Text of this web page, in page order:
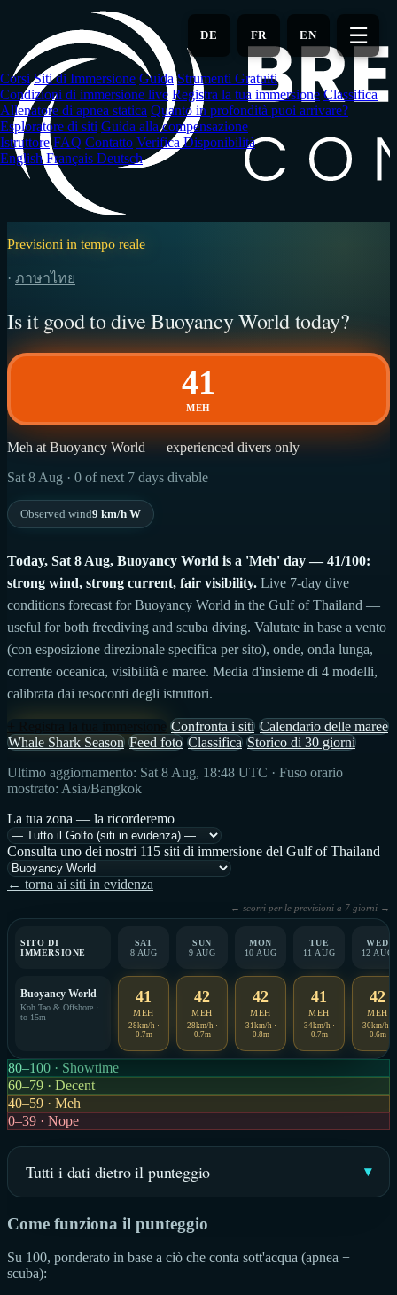
contenuto
principale
EN
FR
DE ☰
Corsi Siti di Immersione Guida Strumenti Gratuiti
Condizioni di immersione live Registra la tua immersione Classifica
Allenatore di apnea statica Quanto in profondità puoi arrivare?
Esploratore di siti Guida alla compensazione
Istruttore FAQ Contatto Verifica Disponibilità
EnglishFrançais Deutsch
Previsioni in tempo reale
· ภาษาไทย
Is it good to dive Buoyancy World today?
41
MEH
Meh at Buoyancy World — experienced divers only
Sat 8 Aug · 0 of next 7 days divable
Observed wind9 km/h W
Today, Sat 8 Aug, Buoyancy World is a 'Meh' day — 41/100:
strong wind, strong current, fair visibility. Live 7-day dive
conditions forecast for Buoyancy World in the Gulf of Thailand —
useful for both freediving and scuba diving. Valutate in base a vento
(con esposizione direzionale specifica per sito), onde, onda lunga,
corrente oceanica, visibilità e maree. Media d'insieme di 4 modelli,
calibrata dai resoconti degli istruttori.
Confronta i siti Calendario delle maree
Whale Shark Season Feed foto Classifica Storico di 30 giorni
Ultimo aggiornamento: Sat 8 Aug, 18:48 UTC · Fuso orario
mostrato: Asia/Bangkok
La tua zona — la ricorderemo
Consulta uno dei nostri 115 siti di immersione del Gulf of Thailand
← torna ai siti in evidenza
← scorri per le previsioni a 7 giorni →
SITO DI
IMMERSIONE
SAT
8 AUG
SUN
9 AUG
MON
10 AUG
TUE
11 AUG
WED
12 AUG
Buoyancy World
Koh Tao & Offshore ·
to 15m
41
MEH
28km/h ·
0.7m
42
MEH
28km/h ·
0.7m
42
MEH
31km/h ·
0.8m
41
MEH
34km/h ·
0.7m
42
MEH
30km/h ·
0.6m
80–100 · Showtime
60–79 · Decent
40–59 · Meh
0–39 · Nope
Tutti i dati dietro il punteggio
Come funziona il punteggio
Su 100, ponderato in base a ciò che conta sott'acqua (apnea +
scuba):